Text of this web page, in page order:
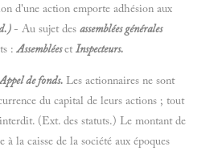
d'une action emporte adhésion aux
- Au sujet des assemblées générales
:AssembléesetInspecteurs.
Appel de fonds. Les actionnaires ne sont
du capital de leurs actions ; tout
(Ext. des statuts.) Le montant de
à la caisse de la société aux époques